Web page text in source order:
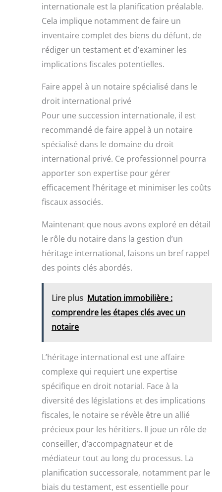
internationale est la planification préalable.
Cela implique notamment de faire un
inventaire complet des biens du défunt, de
rédiger un testament et d’examiner les
implications fiscales potentielles.
Faire appel à un notaire spécialisé dans le
droit international privé
Pour une succession internationale, il est
recommandé de faire appel à un notaire
spécialisé dans le domaine du droit
international privé. Ce professionnel pourra
apporter son expertise pour gérer
efficacement l’héritage et minimiser les coûts
fiscaux associés.
Maintenant que nous avons exploré en détail
le rôle du notaire dans la gestion d’un
héritage international, faisons un bref rappel
des points clés abordés.
Lire plus Mutation immobilière :
comprendre les étapes clés avec un
notaire
L’héritage international est une affaire
complexe qui requiert une expertise
spécifique en droit notarial. Face à la
diversité des législations et des implications
fiscales, le notaire se révèle être un allié
précieux pour les héritiers. Il joue un rôle de
conseiller, d’accompagnateur et de
médiateur tout au long du processus. La
planification successorale, notamment par le
biais du testament, est essentielle pour